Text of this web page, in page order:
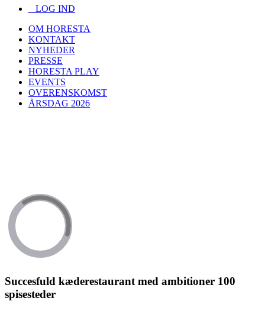
LOG IND
OM HORESTA
KONTAKT
NYHEDER
PRESSE
HORESTA PLAY
EVENTS
OVERENSKOMST
ÅRSDAG 2026
Succesfuld kæderestaurant med ambitioner 100
spisesteder